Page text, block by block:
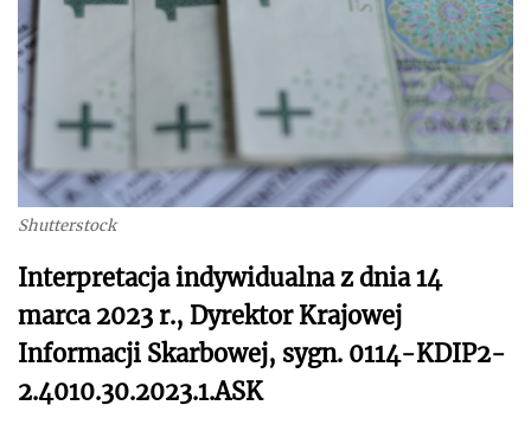
Shutterstock
Interpretacja indywidualna z dnia 14
marca 2023 r., Dyrektor Krajowej
Informacji Skarbowej, sygn. 0114-KDIP2-
2.4010.30.2023.1.ASK